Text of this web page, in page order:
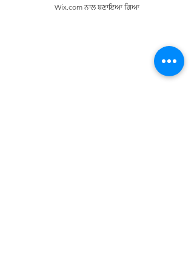
Wix.com ਨਾਲ ਬਣਾਇਆ ਗਿਆ